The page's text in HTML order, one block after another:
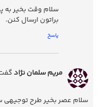
سلام وقت بخیر به
براتون ارسال کنن.
پاسخ
مریم سلمان نژاد
سلام عصر بخیر طرح توجیهی